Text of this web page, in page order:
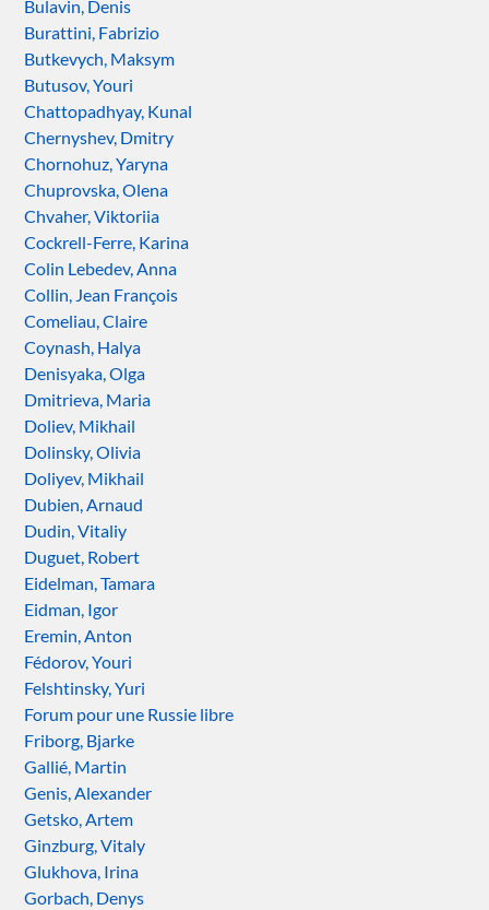
Bulavin, Denis
Burattini, Fabrizio
Butkevych, Maksym
Butusov, Youri
Chattopadhyay, Kunal
Chernyshev, Dmitry
Chornohuz, Yaryna
Chuprovska, Olena
Chvaher, Viktoriia
Cockrell-Ferre, Karina
Colin Lebedev, Anna
Collin, Jean François
Comeliau, Claire
Coynash, Halya
Denisyaka, Olga
Dmitrieva, Maria
Doliev, Mikhail
Dolinsky, Olivia
Doliyev, Mikhail
Dubien, Arnaud
Dudin, Vitaliy
Duguet, Robert
Eidelman, Tamara
Eidman, Igor
Eremin, Anton
Fédorov, Youri
Felshtinsky, Yuri
Forum pour une Russie libre
Friborg, Bjarke
Gallié, Martin
Genis, Alexander
Getsko, Artem
Ginzburg, Vitaly
Glukhova, Irina
Gorbach, Denys